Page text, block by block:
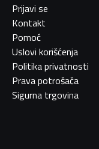
Prijavi se
Kontakt
Pomoć
Uslovi korišćenja
Politika privatnosti
Prava potrošača
Sigurna trgovina